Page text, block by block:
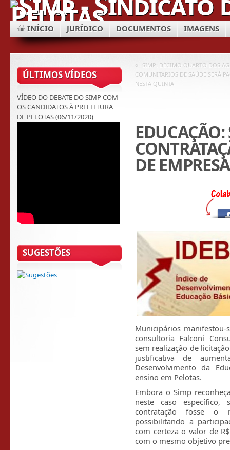
INÍCIO JURÍDICO DOCUMENTOS IMAGENS
« SIMP: DÉCIMO QUARTO DOS
COMUNITÁRIOS DE SAÚDE SERÁ
NESTA QUINTA
DE EMPRESA
Municipários manifestou-
consultoria Falconi
sem realização de
justificativa de
Desenvolvimento da
ensino em Pelotas.
Embora o Simp
neste caso específico,
contratação fosse o
possibilitando a
com certeza o valor de
com o mesmo objetivo
ÚLTIMOS VÍDEOS
VÍDEO DO DEBATE DO SIMP COM
OS CANDIDATOS À PREFEITURA
DE PELOTAS (06/11/2020)
SUGESTÕES